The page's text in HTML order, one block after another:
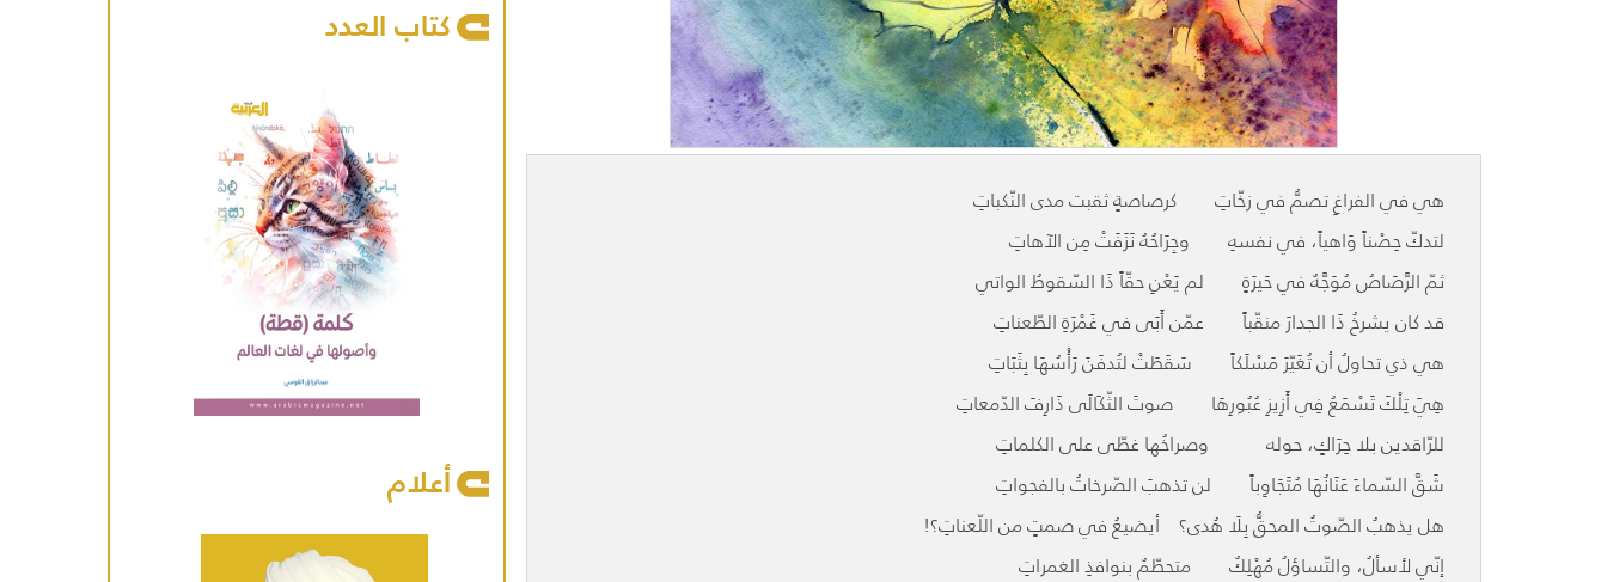
هي في الفراغِ تصمُّ في زخّاتِ كرصاصةٍ ثقبت مدى النّكباتِ
لتدكّ حِصْناً وَاهياً، في نفسهِ وجِرَاحُهُ نَزَفَتْ مِن الآهاتِ
ثمّ الرَّصَاصُ مُوَجَّهٌ في حَيرَةٍ لم يَعْنِ حقّاً ذَا السّقوطُ الواتي
قد كان يشرخُ ذَا الجدارَ منقّباً عمّن أَبَى في غَمْرَةِ الطّعناتِ
هي ذي تحاولُ أن تُغَيّرَ مَسْلَكاً سَقَطَتْ لتُدفَنَ رَأْسُهَا بِثَبَاتِ
هِيَ تِلْكَ تَسْمَعُ فِي أَزِيزِ عُبُورِهَا صوتَ الثّكَالَى ذَارِفَ الدّمعاتِ
للرّاقدين بلا حِرَاكٍ، حوله وصراخُها غطّى على الكلماتِ
شَقَّ السّماءَ عَنَانُهَا مُتَجَاوِباً لن تذهبَ الصّرخاتُ بالفجواتِ
هل يذهبُ الصّوتُ المحقُّ بِلَا هُدى؟ أيضيعُ في صمتٍ من اللّعناتِ؟!
إنّي لأسألُ، والتّساؤلُ مُهْلِكٌ متحطّمٌ بنوافذِ الغمراتِ
كتاب العدد
أعلام